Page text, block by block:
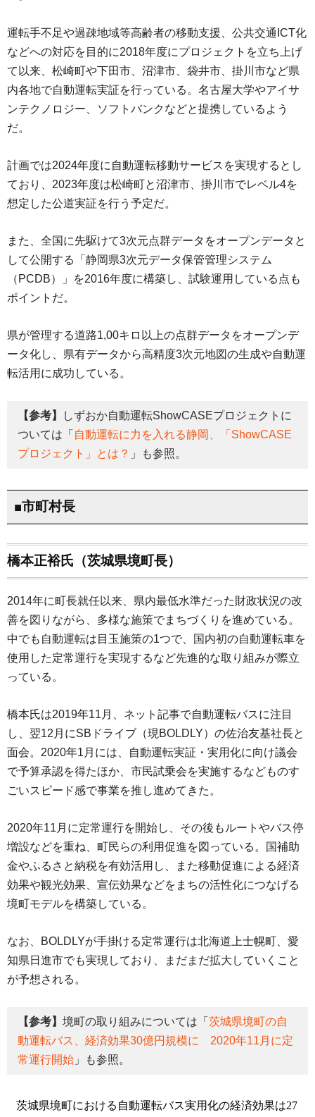
運転手不足や過疎地域等高齢者の移動支援、公共交通ICT化
などへの対応を目的に2018年度にプロジェクトを立ち上げ
て以来、松崎町や下田市、沼津市、袋井市、掛川市など県
内各地で自動運転実証を行っている。名古屋大学やアイサ
ンテクノロジー、ソフトバンクなどと提携しているよう
だ。
計画では2024年度に自動運転移動サービスを実現するとし
ており、2023年度は松崎町と沼津市、掛川市でレベル4を
想定した公道実証を行う予定だ。
また、全国に先駆けて3次元点群データをオープンデータと
して公開する「静岡県3次元データ保管管理システム
（PCDB）」を2016年度に構築し、試験運用している点も
ポイントだ。
県が管理する道路1,00キロ以上の点群データをオープンデ
ータ化し、県有データから高精度3次元地図の生成や自動運
転活用に成功している。
【参考】
しずおか自動運転ShowCASEプロジェクトに
ついては「 自動運転に力を入れる静岡、「ShowCASE
プロジェクト」とは？ 」も参照。
■市町村長
橋本正裕氏（茨城県境町長）
2014年に町長就任以来、県内最低水準だった財政状況の改
善を図りながら、多様な施策でまちづくりを進めている。
中でも自動運転は目玉施策の1つで、国内初の自動運転車を
使用した定常運行を実現するなど先進的な取り組みが際立
っている。
橋本氏は2019年11月、ネット記事で自動運転バスに注目
し、翌12月にSBドライブ（現BOLDLY）の佐治友基社長と
面会。2020年1月には、自動運転実証・実用化に向け議会
で予算承認を得たほか、市民試乗会を実施するなどものす
ごいスピード感で事業を推し進めてきた。
2020年11月に定常運行を開始し、その後もルートやバス停
増設などを重ね、町民らの利用促進を図っている。国補助
金やふるさと納税を有効活用し、また移動促進による経済
効果や観光効果、宣伝効果などをまちの活性化につなげる
境町モデルを構築している。
なお、BOLDLYが手掛ける定常運行は北海道上士幌町、愛
知県日進市でも実現しており、まだまだ拡大していくこと
が予想される。
【参考】 境町の取り組みについては「 茨城県境町の自
動運転バス、経済効果30億円規模に 2020年11月に定
常運行開始 」も参照。
茨城県境町における自動運転バス実用化の経済効果は27